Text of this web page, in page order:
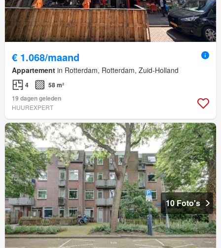
€ 1.068/maand
Appartement in Rotterdam, Rotterdam, Zuid-Holland
4
58 m²
19 dagen geleden
HUUREXPERT
10 Foto's